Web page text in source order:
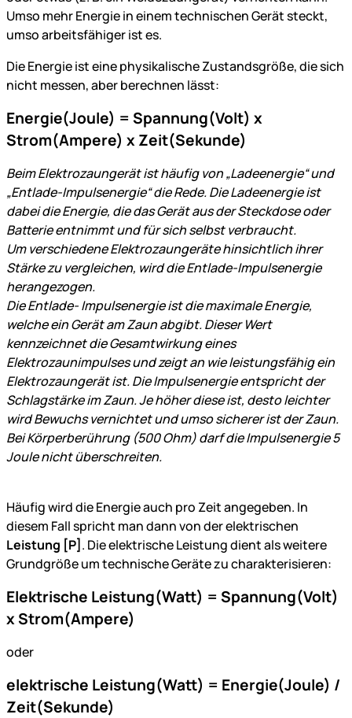
Umso mehr Energie in einem technischen Gerät steckt,
umso arbeitsfähiger ist es.
Die Energie ist eine physikalische Zustandsgröße, die sich
nicht messen, aber berechnen lässt:
Energie(Joule) = Spannung(Volt) x
Strom(Ampere) x Zeit(Sekunde)
Beim Elektrozaungerät ist häufig von „Ladeenergie“ und
„Entlade-Impulsenergie“ die Rede. Die Ladeenergie ist
dabei die Energie, die das Gerät aus der Steckdose oder
Batterie entnimmt und für sich selbst verbraucht.
Um verschiedene Elektrozaungeräte hinsichtlich ihrer
Stärke zu vergleichen, wird die Entlade-Impulsenergie
herangezogen.
Die Entlade- Impulsenergie ist die maximale Energie,
welche ein Gerät am Zaun abgibt. Dieser Wert
kennzeichnet die Gesamtwirkung eines
Elektrozaunimpulses und zeigt an wie leistungsfähig ein
Elektrozaungerät ist. Die Impulsenergie entspricht der
Schlagstärke im Zaun. Je höher diese ist, desto leichter
wird Bewuchs vernichtet und umso sicherer ist der Zaun.
Bei Körperberührung (500 Ohm) darf die Impulsenergie 5
Joule nicht überschreiten.
Häufig wird die Energie auch pro Zeit angegeben. In
diesem Fall spricht man dann von der elektrischen
Leistung [P] . Die elektrische Leistung dient als weitere
Grundgröße um technische Geräte zu charakterisieren:
Elektrische Leistung(Watt) = Spannung(Volt)
x Strom(Ampere)
oder
elektrische Leistung(Watt) = Energie(Joule) /
Zeit(Sekunde)